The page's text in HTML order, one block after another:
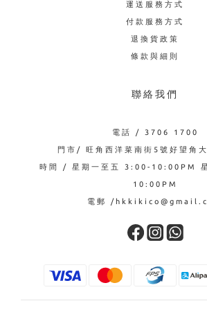
運送服務方式
付款服務方式
退換貨政策
條款與細則
聯絡我們
電話 / 3706 1700
門市/ 旺角西洋菜南街5號好望角
時間 / 星期一至五 3:00-10:00PM
10:00PM
電郵 /